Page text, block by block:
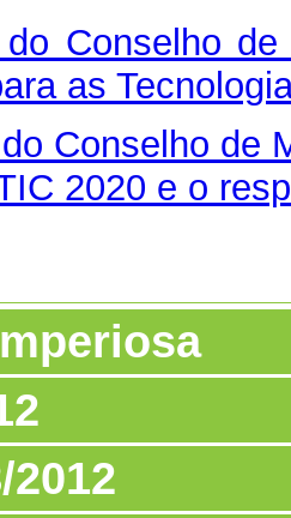
do Conselho
as
Conselho de
2020 e o
2012